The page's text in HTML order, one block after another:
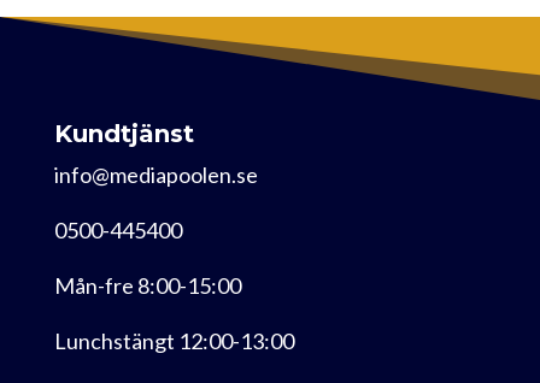
Kundtjänst
info@mediapoolen.se
0500-445400
Mån-fre 8:00-15:00
Lunchstängt 12:00-13:00